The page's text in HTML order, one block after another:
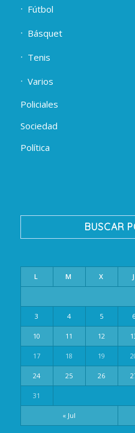
Fútbol
Básquet
Tenis
Varios
Policiales
Sociedad
Política
BUSCAR
L M X J
« Jul
3 4 5 6
10 11 12
17 18 19
24 25 26
31